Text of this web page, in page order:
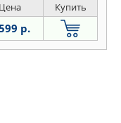
Цена Купить
р.